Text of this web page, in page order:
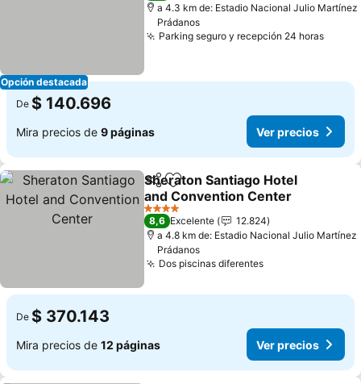
Opción destacada
a 4.3 km de: Estadio Nacional Julio Martínez
Prádanos
Parking seguro y recepción 24 horasVer
De $ 140.696
Mira precios de 9 páginas Ver precios
CompartirAgregar a favoritos
Sheraton Santiago Hotel
and Convention Center
Ver precios
4 Estrellas
8,6 Excelente
12.824
a 4.8 km de: Estadio Nacional Julio Martínez
Prádanos
Dos piscinas diferentesVer precios
De $ 370.143
Mira precios de 12 páginas Ver precios